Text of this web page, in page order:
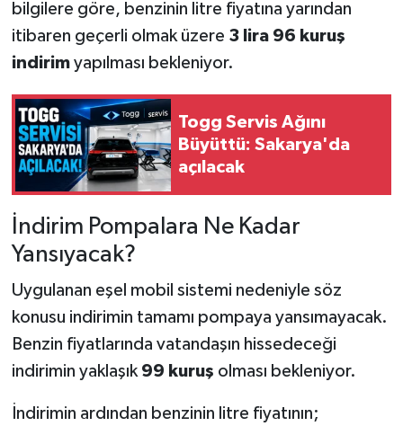
bilgilere göre, benzinin litre fiyatına yarından
itibaren geçerli olmak üzere 3 lira 96 kuruş
indirimyapılması bekleniyor.
Togg Servis Ağını
Büyüttü: Sakarya'da
açılacak
İndirim Pompalara Ne Kadar
Yansıyacak?
Uygulanan eşel mobil sistemi nedeniyle söz
konusu indirimin tamamı pompaya yansımayacak.
Benzin fiyatlarında vatandaşın hissedeceği
indirimin yaklaşık 99 kuruş olması bekleniyor.
İndirimin ardından benzinin litre fiyatının;